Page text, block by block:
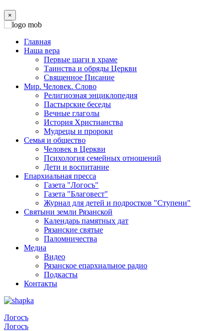
×
Главная
Наша вера
Первые шаги в храме
Таинства и обряды Церкви
Священное Писание
Мир. Человек. Слово
Религиозная энциклопедия
Пастырские беседы
Вечные глаголы
История Христианства
Мудрецы и пророки
Семья и общество
Человек в Церкви
Психология семейных отношений
Дети и воспитание
Епархиальная пресса
Газета "Логосъ"
Газета "Благовест"
Журнал для детей и подростков "Ступени"
Святыни земли Рязанской
Календарь памятных дат
Рязанские святые
Паломничества
Медиа
Видео
Рязанское епархиальное радио
Подкасты
Контакты
Логосъ
Логосъ